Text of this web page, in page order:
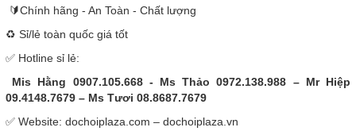
🔰Chính hãng - An Toàn - Chất lượng
♻️ Sỉ/lẻ toàn quốc giá tốt
✅ Hotline sỉ lẻ:
Mis Hằng 0907.105.668 - Ms Thảo 0972.138.988 – Mr Hiệp
09.4148.7679 – Ms Tươi 08.8687.7679
✅ Website: dochoiplaza.com – dochoiplaza.vn